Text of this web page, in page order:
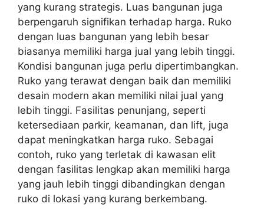
yang kurang strategis. Luas bangunan juga
berpengaruh signifikan terhadap harga. Ruko
dengan luas bangunan yang lebih besar
biasanya memiliki harga jual yang lebih tinggi.
Kondisi bangunan juga perlu dipertimbangkan.
Ruko yang terawat dengan baik dan memiliki
desain modern akan memiliki nilai jual yang
lebih tinggi. Fasilitas penunjang, seperti
ketersediaan parkir, keamanan, dan lift, juga
dapat meningkatkan harga ruko. Sebagai
contoh, ruko yang terletak di kawasan elit
dengan fasilitas lengkap akan memiliki harga
yang jauh lebih tinggi dibandingkan dengan
ruko di lokasi yang kurang berkembang.